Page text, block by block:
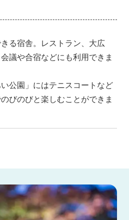
る宿舎。レストラン、大広
議や合宿などにも利用できま
公園」にはテニスコートなど
びのびと楽しむことができま